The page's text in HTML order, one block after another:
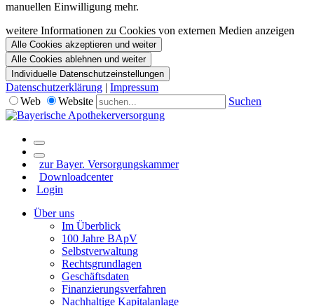
manuellen Einwilligung mehr.
weitere Informationen zu Cookies von externen Medien anzeigen
Alle Cookies akzeptieren und weiter
Alle Cookies ablehnen und weiter
Individuelle Datenschutzeinstellungen
Datenschutzerklärung | Impressum
Web
Website Suchen
zur Bayer. Versorgungskammer
Downloadcenter
Login
Über uns
Im Überblick
100 Jahre BApV
Selbstverwaltung
Rechtsgrundlagen
Geschäftsdaten
Finanzierungsverfahren
Nachhaltige Kapitalanlage